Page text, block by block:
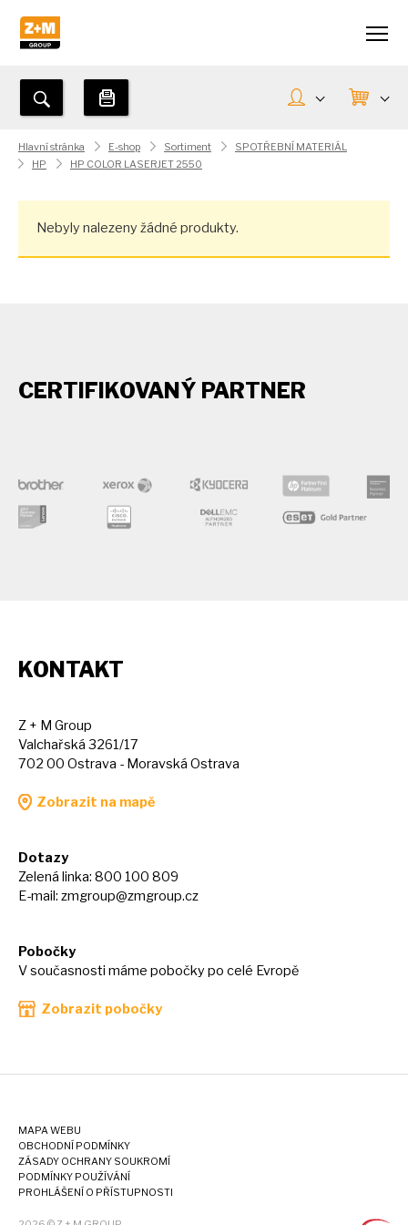
Hlavní stránka E-shop Sortiment
SPOTŘEBNÍ MATERIÁL
HP
HP COLOR LASERJET 2550
Nebyly nalezeny žádné produkty.
CERTIFIKOVANÝ PARTNER
KONTAKT
Z + M Group
Valchařská 3261/17
702 00 Ostrava - Moravská Ostrava
Zobrazit na mapě
Dotazy
Zelená linka: 800 100 809
E-mail: zmgroup@zmgroup.cz
Pobočky
V současnosti máme pobočky po celé Evropě
Zobrazit pobočky
MAPA WEBU
OBCHODNÍ PODMÍNKY
ZÁSADY OCHRANY SOUKROMÍ
PODMÍNKY POUŽÍVÁNÍ
PROHLÁŠENÍ O PŘÍSTUPNOSTI